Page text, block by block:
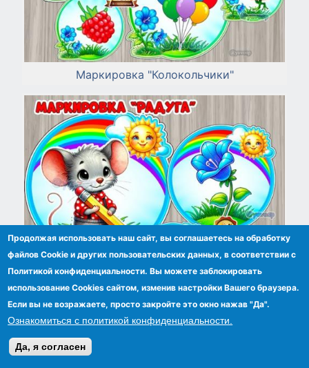
Маркировка "Колокольчики"
Маркировка на шкафчики Радуга, Солнышко
Продолжая использовать наш сайт, вы соглашаетесь на обработку
файлов Сookie и других пользовательских данных, в соответствии с
Политикой конфиденциальности. Вы можете заблокировать
использование Cookies сайтом, изменив настройки Вашего браузера.
Если вы не возражаете, просто закройте это окно нажав "Да".
Ознакомиться с политикой конфиденциальности.
Да, я согласен